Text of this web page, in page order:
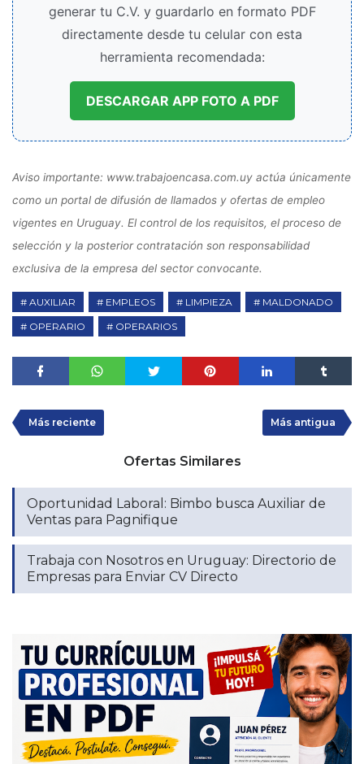
generar tu C.V. y guardarlo en formato PDF
directamente desde tu celular con esta
herramienta recomendada:
DESCARGAR APP FOTO A PDF
Aviso importante: www.trabajoencasa.com.uy actúa únicamente
como un portal de difusión de llamados y ofertas de empleo
vigentes en Uruguay. El control de los requisitos, el proceso de
selección y la posterior contratación son responsabilidad
exclusiva de la empresa del sector convocante.
AUXILIAR EMPLEOS LIMPIEZA
MALDONADO
OPERARIO
OPERARIOS
Más reciente Más antigua
Ofertas Similares
Oportunidad Laboral: Bimbo busca Auxiliar de
Ventas para Pagnifique
Trabaja con Nosotros en Uruguay: Directorio de
Empresas para Enviar CV Directo